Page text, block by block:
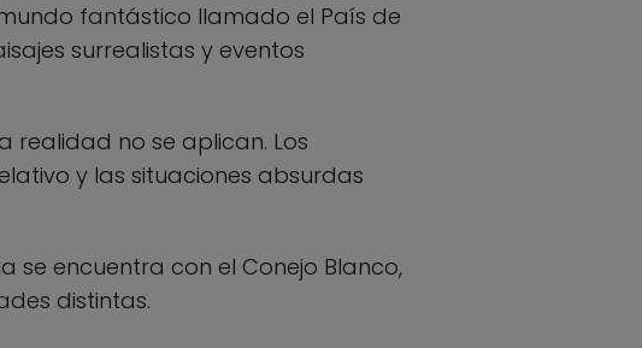
fantástico llamado el País de
surrealistas y eventos
realidad no se aplican. Los
y las situaciones absurdas
se encuentra con el Conejo Blanco,
distintas.